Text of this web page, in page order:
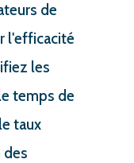
de
l'efficacité
les
temps de
taux
des